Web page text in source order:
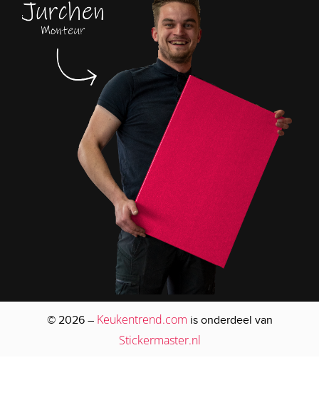
© 2026 – Keukentrend.com is onderdeel van
Stickermaster.nl